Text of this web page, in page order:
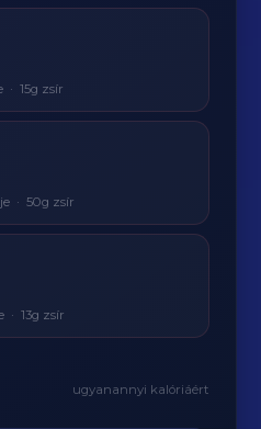
· 15g zsír
· 50g zsír
· 13g zsír
ugyanannyi kalóriáért